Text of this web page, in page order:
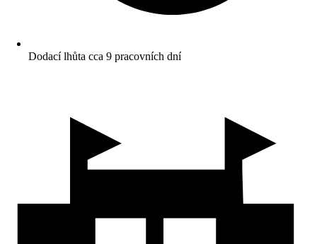
Dodací lhůta cca 9 pracovních dní